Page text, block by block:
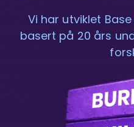
Vi har utviklet
basert på 20 års